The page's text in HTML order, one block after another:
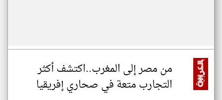
من مصر إلى المغرب..اكتشف أكثر
التجارب متعة في صحاري إفريقيا